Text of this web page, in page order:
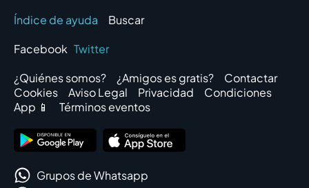
Índice de ayuda
Buscar
Facebook Twitter
¿Quiénes somos?
¿Amigos es gratis?
Contactar
Cookies
Aviso Legal Privacidad
Condiciones
App 📱
Términos eventos
Grupos de Whatsapp